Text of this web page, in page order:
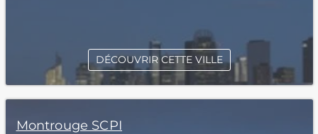
DÉCOUVRIR CETTE VILLE
Montrouge SCPI